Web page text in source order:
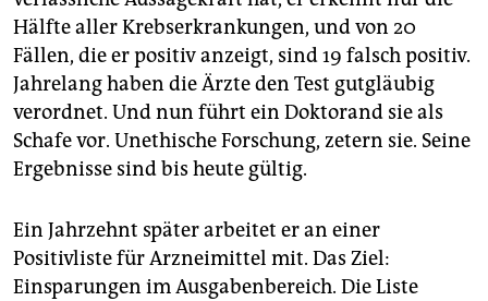
Hälfte aller Krebserkrankungen, und von 20
Fällen, die er positiv anzeigt, sind 19 falsch positiv.
Jahrelang haben die Ärzte den Test gutgläubig
verordnet. Und nun führt ein Doktorand sie als
Schafe vor. Unethische Forschung, zetern sie. Seine
Ergebnisse sind bis heute gültig.
Ein Jahrzehnt später arbeitet er an einer
Positivliste für Arzneimittel mit. Das Ziel:
Einsparungen im Ausgabenbereich. Die Liste